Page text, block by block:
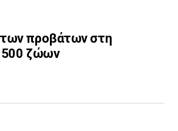
των προβάτων στη
ζώων